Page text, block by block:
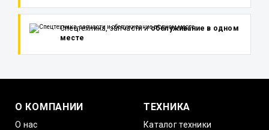
Спецтехника, запчасти иобслуживание в одном
месте
О КОМПАНИИ
О нас
ТЕХНИКА
Каталог техники